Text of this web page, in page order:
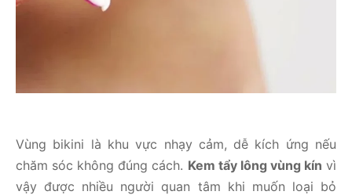
Vùng bikini là khu vực nhạy cảm, dễ kích ứng nếu
chăm sóc không đúng cách. Kem tẩy lông vùng kín vì
vậy được nhiều người quan tâm khi muốn loại bỏ